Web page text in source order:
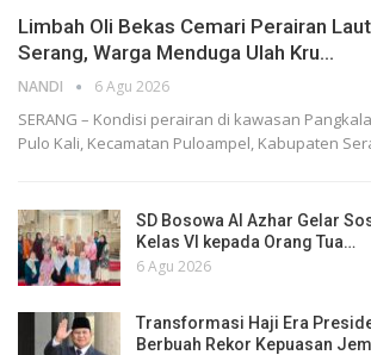
Limbah Oli Bekas Cemari Perairan
Serang, Warga Menduga Ulah Kru…
NANDI 6 Agu 2026
SERANG – Kondisi perairan di kawasan
Pulo Kali, Kecamatan Puloampel, Kabupaten
SD Bosowa Al Azhar Gelar
Kelas VI kepada Orang Tua…
6 Agu 2026
Transformasi Haji Era
Berbuah Rekor Kepuasan